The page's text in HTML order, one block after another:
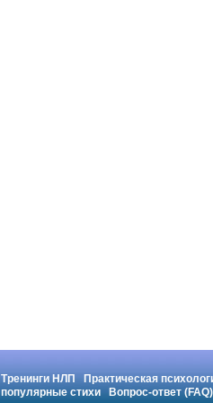
Тренинги НЛП
Практическая
популярные стихи
Вопрос-ответ (FAQ)